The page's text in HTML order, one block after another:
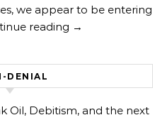
we appear to be entering
reading →
DENIAL
Oil, Debitism, and the next